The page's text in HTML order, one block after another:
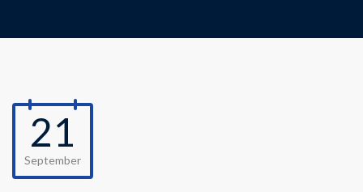
21
September